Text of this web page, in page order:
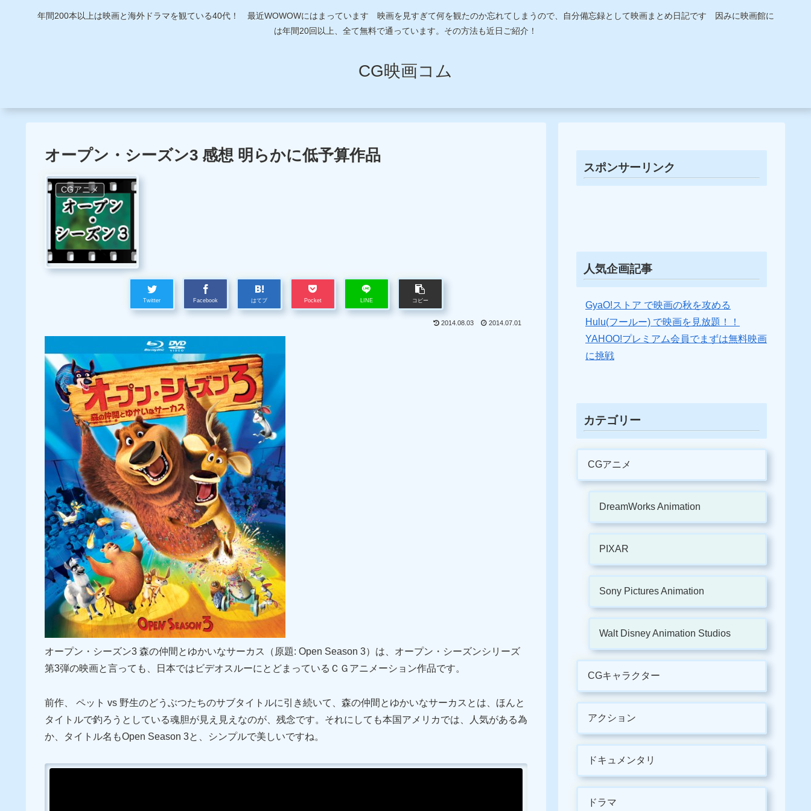
年間200本以上は映画と海外ドラマを観ている40代！ 最近WOWOWにはまっています 映画を見すぎて何を観たのか忘れてしまうので、自分備忘録として映画まとめ日記です 因みに映画館に
は年間20回以上、全て無料で通っています。その方法も近日ご紹介！
CG映画コム
オープン・シーズン3 感想 明らかに低予算作品
CGアニメ
Twitter Facebook はてブ Pocket LINE コピー
2014.08.03 2014.07.01
オープン・シーズン3 森の仲間とゆかいなサーカス（原題: Open Season 3）は、オープン・シーズンシリーズ
第3弾の映画と言っても、日本ではビデオスルーにとどまっているＣＧアニメーション作品です。
前作、 ペット vs 野生のどうぶつたちのサブタイトルに引き続いて、森の仲間とゆかいなサーカスとは、ほんと
タイトルで釣ろうとしている魂胆が見え見えなのが、残念です。それにしても本国アメリカでは、人気がある為
か、タイトル名もOpen Season 3と、シンプルで美しいですね。
スポンサーリンク
人気企画記事
GyaO!ストア で映画の秋を攻める
Hulu(フールー) で映画を見放題！！
YAHOO!プレミアム会員でまずは無料映画
に挑戦
カテゴリー
CGアニメ
DreamWorks Animation
PIXAR
Sony Pictures Animation
Walt Disney Animation Studios
CGキャラクター
アクション
ドキュメンタリ
ドラマ